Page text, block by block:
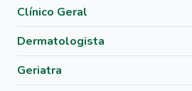
Clínico Geral
Dermatologista
Geriatra